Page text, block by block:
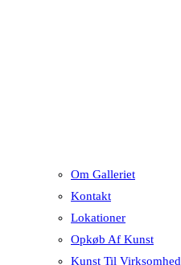
Om Galleriet
Kontakt
Lokationer
Opkøb Af Kunst
Kunst Til Virksomhed